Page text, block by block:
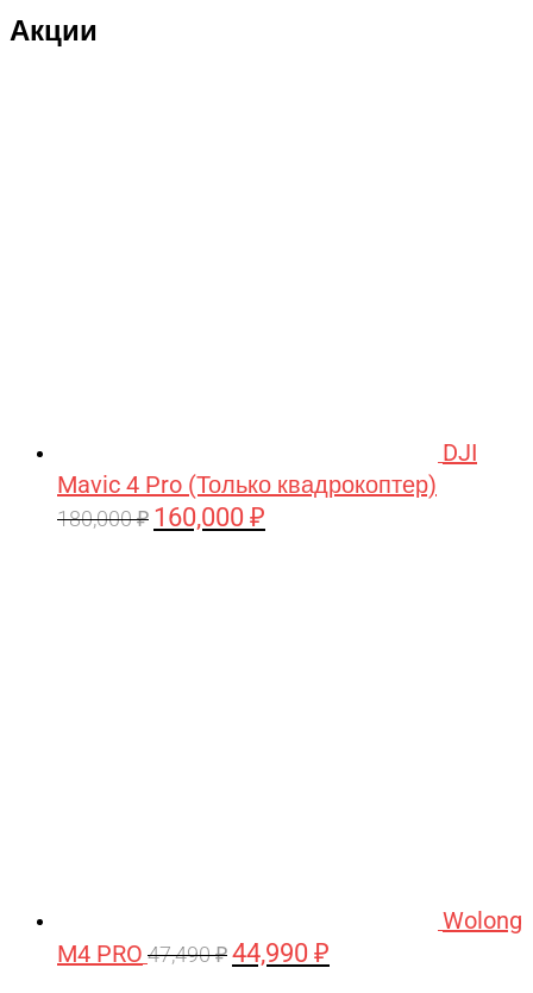
Акции
DJI
Mavic 4 Pro (Только квадрокоптер)
180,000₽ Первоначальная
160,000 ₽
Wolong
M4 PRO 47,490₽ Первоначальная
44,990 ₽